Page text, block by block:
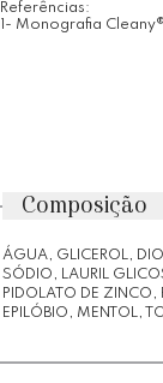
Referências:
1- Monografia
Composição
ÁGUA, GLICEROL,
SÓDIO, LAURIL
PIDOLATO DE ZINCO,
EPILÓBIO, MENTOL,